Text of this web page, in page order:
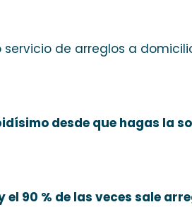
de arreglos a
desde que hagas la
el 90 % de las veces sale